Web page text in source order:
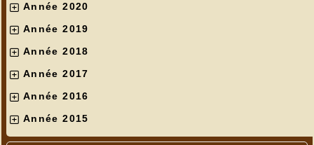
Année 2020
Année 2019
Année 2018
Année 2017
Année 2016
Année 2015